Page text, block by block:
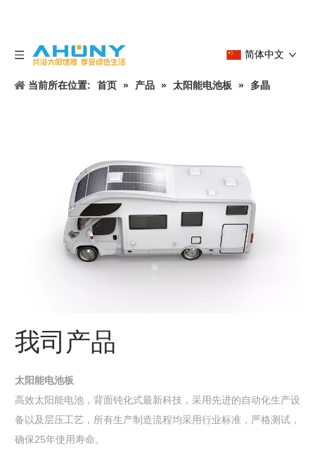
简体中文
当前所在位置: 首页 » 产品 » 太阳能电池板 » 多晶
我司产品
太阳能电池板
高效太阳能电池，背面钝化式最新科技，采用先进的自动化生产设
备以及层压工艺，所有生产制造流程均采用行业标准，严格测试，
确保25年使用寿命。